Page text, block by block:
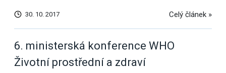
30. 10. 2017 Celý článek »
6. ministerská konference WHO
Životní prostřední a zdraví